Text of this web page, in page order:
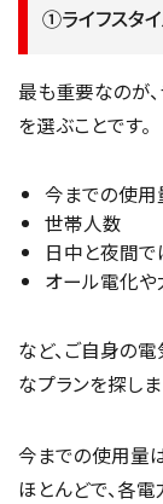
①ライフスタ
最も重要なのが
を選ぶことです。
今までの使用
世帯人数
日中と夜間
オール電化
など、ご自身の
なプランを探しま
今までの使用量
ほとんどで、各